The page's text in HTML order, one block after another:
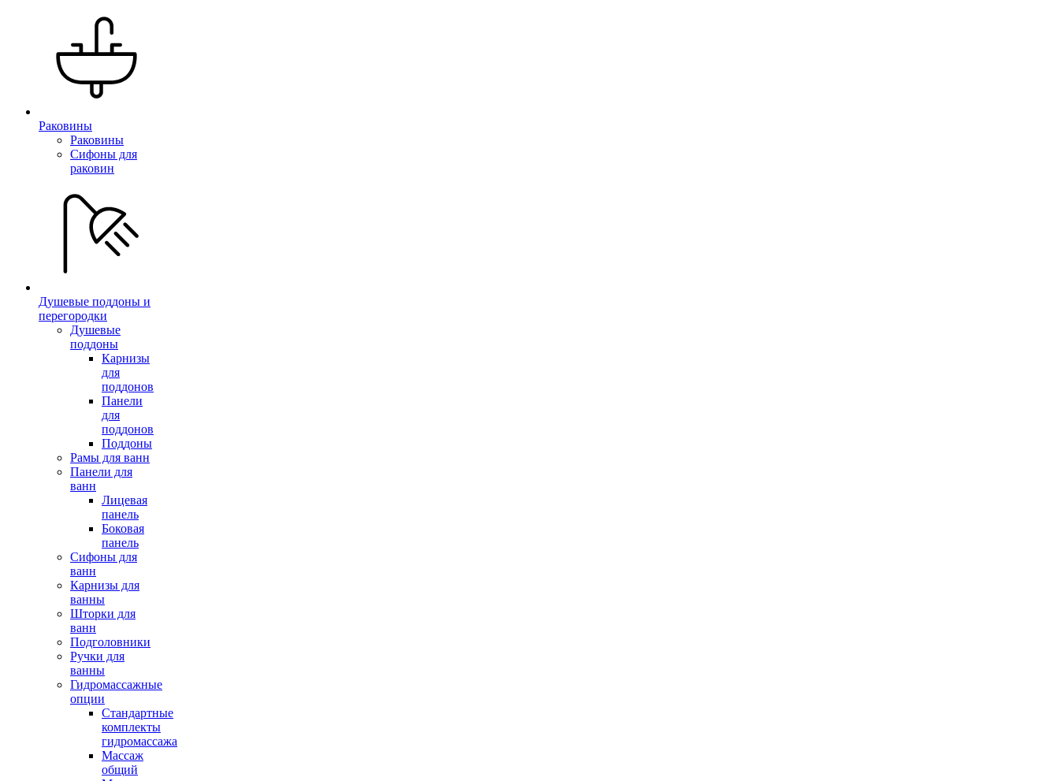
Раковины
Раковины
Сифоны для
раковин
Душевые поддоны и
перегородки
Душевые
поддоны
Карнизы
для
поддонов
Панели
для
поддонов
Поддоны
Рамы для ванн
Панели для
ванн
Лицевая
панель
Боковая
панель
Сифоны для
ванн
Карнизы для
ванны
Шторки для
ванн
Подголовники
Ручки для
ванны
Гидромассажные
опции
Стандартные
комплекты
гидромассажа
Массаж
общий